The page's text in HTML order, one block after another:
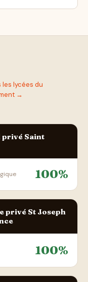
les lycées du
→
privé Saint
100%
privé St Joseph
100%